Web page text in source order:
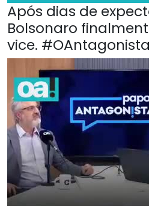
Após dias de
Bolsonaro
vice. #OAntagonista